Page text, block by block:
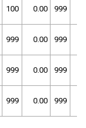
100 0.00 999
999 0.00 999
999 0.00 999
999 0.00 999